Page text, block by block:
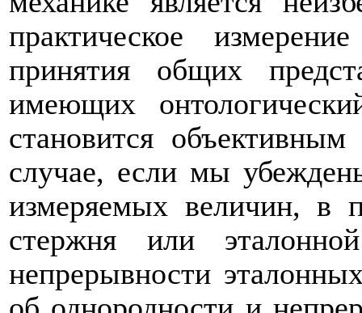
практическое
принятия общих
имеющих
становится
случае, если мы
измеряемых величин, в
стержня или
непрерывности